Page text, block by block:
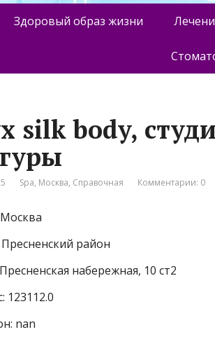
Здоровый образ жизни
silk body,
Spa, Москва, Справочная Комментарии: 0
район
набережная, 10 ст2
123112.0
nan